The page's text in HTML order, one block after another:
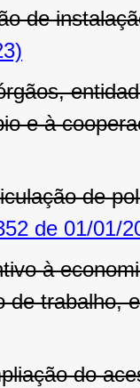
de
e à
de
de 01/01/
à
de trabalho,
do